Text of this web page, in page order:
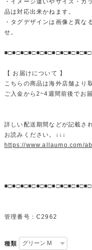
・イメージ違いやサイズ・カ
品は対応出来かねます。
・タグデザインは画像と異な
せ。
【 お届けについて 】
こちらの商品は海外店舗より
ご入金から2~4週間前後でお
詳しい配送期間などが記載さ
お読みください。↓↓↓
https://www.allaumo.com/
管理番号：C2962
種類